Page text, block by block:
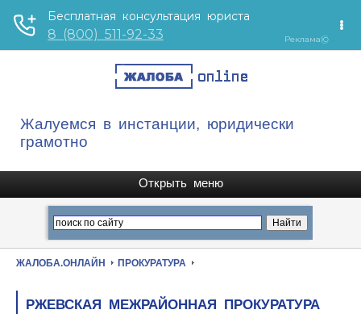
Жалуемся в инстанции, юридически
грамотно
ЖАЛОБА.ОНЛАЙН ПРОКУРАТУРА
РЖЕВСКАЯ МЕЖРАЙОННАЯ ПРОКУРАТУРА